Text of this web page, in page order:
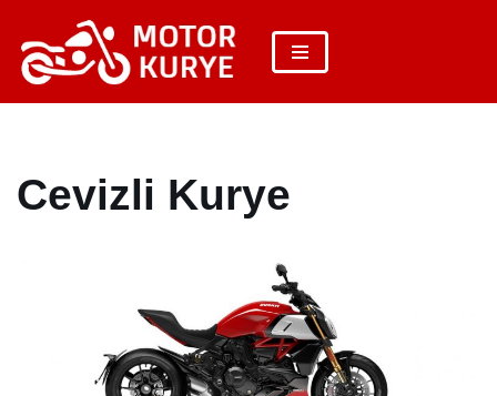
İçeriğe
geç
Cevizli Kurye